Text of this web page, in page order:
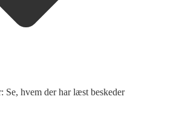
Se, hvem der har læst beskeder